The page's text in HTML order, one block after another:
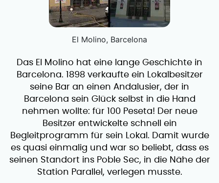
El Molino, Barcelona
Das El Molino hat eine lange Geschichte in
Barcelona. 1898 verkaufte ein Lokalbesitzer
seine Bar an einen Andalusier, der in
Barcelona sein Glück selbst in die Hand
nehmen wollte: für 100 Peseta! Der neue
Besitzer entwickelte schnell ein
Begleitprogramm für sein Lokal. Damit wurde
es quasi einmalig und war so beliebt, dass es
seinen Standort ins Poble Sec, in die Nähe der
Station Parallel, verlegen musste.